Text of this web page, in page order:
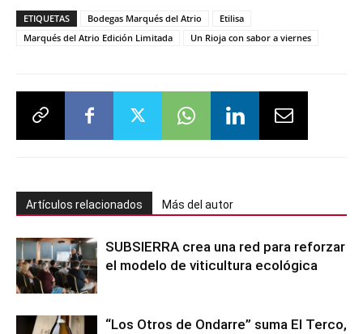
ETIQUETAS Bodegas Marqués del Atrio
Etilisa
Marqués del Atrio Edición Limitada
Un Rioja con sabor a viernes
Artículos relacionados Más del autor
SUBSIERRA crea una red para reforzar
el modelo de viticultura ecológica
“Los Otros de Ondarre” suma El Terco,